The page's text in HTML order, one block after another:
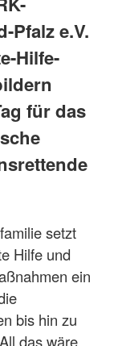
Pfalz e.V.
Hilfe-
für das
setzt
Hilfe und
ein
bis hin zu
das wäre